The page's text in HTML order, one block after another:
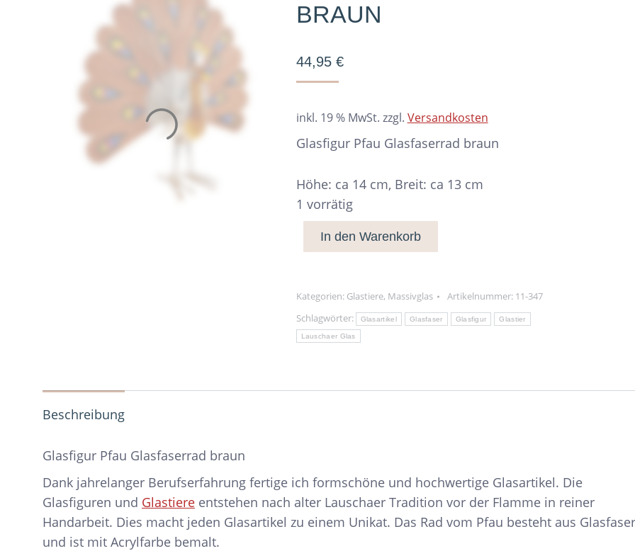
BRAUN
44,95 €
inkl. 19 % MwSt. zzgl. Versandkosten
Glasfigur Pfau Glasfaserrad braun
Höhe: ca 14 cm, Breit: ca 13 cm
1 vorrätig
In den Warenkorb
Kategorien: Glastiere, Massivglas Artikelnummer: 11-347
Schlagwörter:
Glasartikel Glasfaser Glasfigur Glastier
Lauschaer Glas
Beschreibung
Glasfigur Pfau Glasfaserrad braun
Dank jahrelanger Berufserfahrung fertige ich formschöne und hochwertige Glasartikel. Die
Glasfiguren und Glastiere entstehen nach alter Lauschaer Tradition vor der Flamme in reiner
Handarbeit. Dies macht jeden Glasartikel zu einem Unikat. Das Rad vom Pfau besteht aus
und ist mit Acrylfarbe bemalt.